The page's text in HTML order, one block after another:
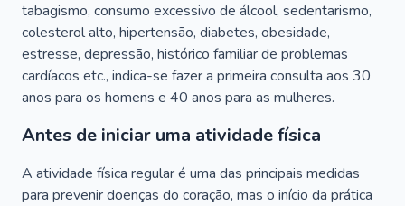
tabagismo, consumo excessivo de álcool, sedentarismo,
colesterol alto, hipertensão, diabetes, obesidade,
estresse, depressão, histórico familiar de problemas
cardíacos etc., indica-se fazer a primeira consulta aos 30
anos para os homens e 40 anos para as mulheres.
Antes de iniciar uma atividade física
A atividade física regular é uma das principais medidas
para prevenir doenças do coração, mas o início da prática